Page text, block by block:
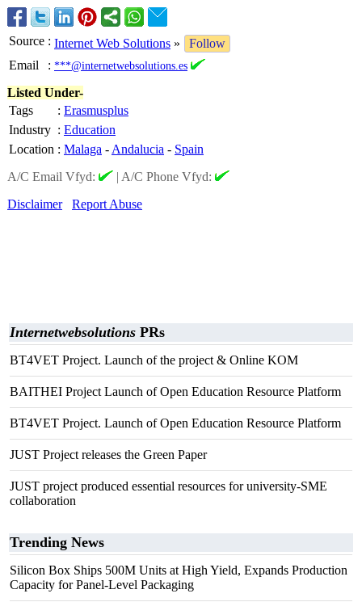
Source : Internet Web Solutions »
Follow
Email
: ***@internetwebsolutions.es
Listed Under-
Tags
: Erasmusplus
Industry : Education
Location : Malaga - Andalucia - Spain
A/C Email Vfyd:
| A/C Phone Vfyd:
Disclaimer
Report Abuse
Internetwebsolutions PRs
BT4VET Project. Launch of the project & Online KOM
BAITHEI Project Launch of Open Education Resource Platform
BT4VET Project. Launch of Open Education Resource Platform
JUST Project releases the Green Paper
JUST project produced essential resources for university-SME
collaboration
Trending News
Silicon Box Ships 500M Units at High Yield, Expands Production
Capacity for Panel-Level Packaging